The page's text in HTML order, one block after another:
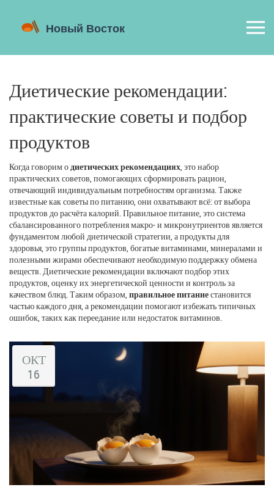
Диетические рекомендации:
практические советы и подбор
продуктов
Когда говорим о диетических рекомендациях это набор
практических советов, помогающих сформировать рацион,
отвечающий индивидуальным потребностям организма . Также
известные каксоветы по питанию , они охватывают всё: от выбора
продуктов до расчёта калорий. Правильное питание это система
сбалансированного потребления макро‑ и микронутриентов является
фундаментом любой диетической стратегии, апродукты для
здоровья это группы продуктов, богатые витаминами, минералами и
полезными жирами обеспечивают необходимую поддержку обмена
веществ. Диетические рекомендации включают подбор этих
продуктов, оценку их энергетической ценности и контроль за
качеством блюд. Таким образом, правильное питаниестановится
частью каждого дня, а рекомендации помогают избежать типичных
ошибок, таких как переедание или недостаток витаминов.
ОКТ
16